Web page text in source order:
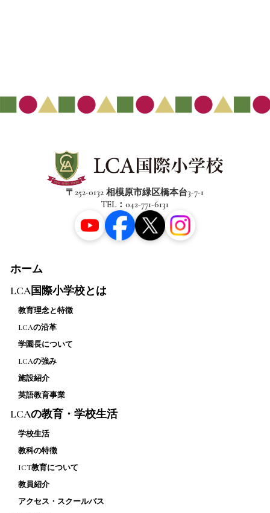
〒252-0132 相模原市緑区橋本台3-7-1
TEL：042-771-6131
ホーム
LCA国際小学校とは
教育理念と特徴
LCAの沿革
学園長について
LCAの強み
施設紹介
英語教育事業
LCAの教育・学校生活
学校生活
教科の特徴
ICT教育について
教員紹介
アクセス・スクールバス